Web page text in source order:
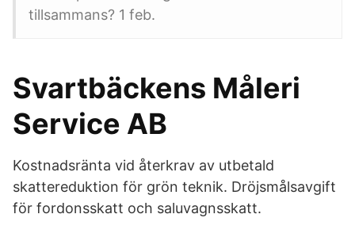
tillsammans? 1 feb.
Svartbäckens Måleri
Service AB
Kostnadsränta vid återkrav av utbetald
skattereduktion för grön teknik. Dröjsmålsavgift
för fordonsskatt och saluvagnsskatt.